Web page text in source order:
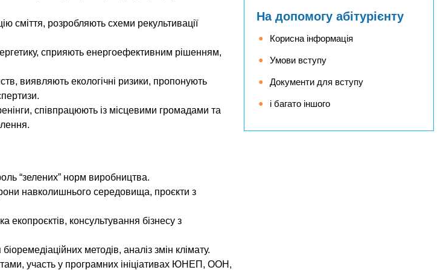
сміття, розробляють схеми рекультивації
сприяють енергоефективним рішенням,
виявляють екологічні ризики, пропонують
співпрацюють із місцевими громадами та
“зелених” норм виробництва.
навколишнього середовища, проєкти з
екопроєктів, консультування бізнесу з
методів, аналіз змін клімату.
участь у програмних ініціативах ЮНЕП, ООН,
На допомогу абітурієнту
Корисна інформація
Умови вступу
Документи для вступу
і багато іншого